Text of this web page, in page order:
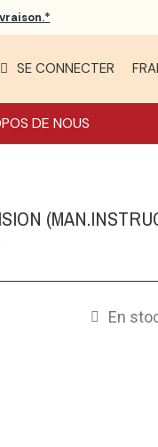
SE CONNECTER
DE NOUS
En